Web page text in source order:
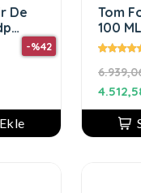
De
-%42
Tom
100